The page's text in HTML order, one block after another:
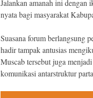
Jalankan amanah ini dengan
nyata bagi masyarakat
Suasana forum berlangsung
hadir tampak antusias
Muscab tersebut juga
komunikasi antarstruktur